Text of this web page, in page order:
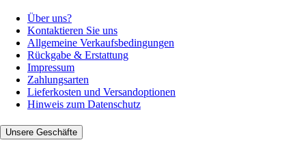
Über uns?
Kontaktieren Sie uns
Allgemeine Verkaufsbedingungen
Rückgabe & Erstattung
Impressum
Zahlungsarten
Lieferkosten und Versandoptionen
Hinweis zum Datenschutz
Unsere Geschäfte